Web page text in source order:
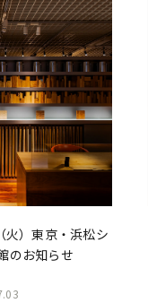
火）東京・浜松シ
のお知らせ